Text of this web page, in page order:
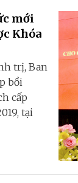
mới
Khóa
trị, Ban
bồi
cấp
tại